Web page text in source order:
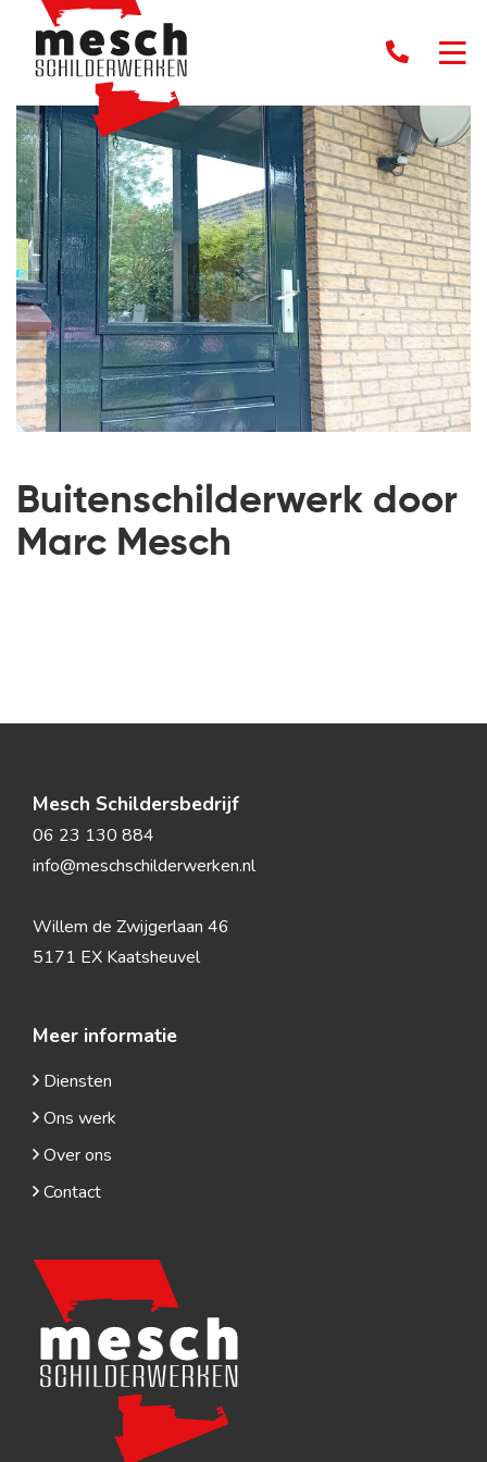
Buitenschilderwerk door
Marc Mesch
Mesch Schildersbedrijf
06 23 130 884
info@meschschilderwerken.nl
Willem de Zwijgerlaan 46
5171 EX Kaatsheuvel
Meer informatie
Diensten
Ons werk
Over ons
Contact